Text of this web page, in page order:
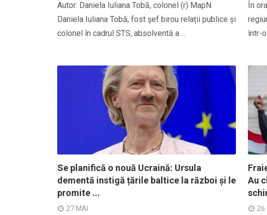
Autor: Daniela Iuliana Tobă, colonel (r) MapN
Daniela Iuliana Tobă, fost șef birou relații publice și
colonel în cadrul STS, absolventă a ...
În
într-
Se planifică o nouă Ucraină: Ursula
dementă instigă țările baltice la război și le
promite ...
27 MAI
Au
26